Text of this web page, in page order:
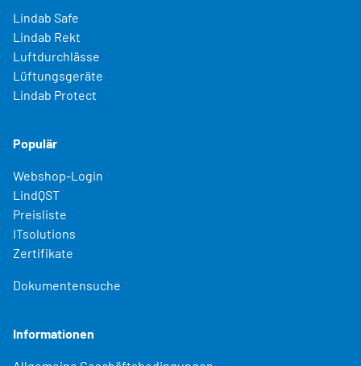
Lindab Safe
Lindab Rekt
Luftdurchlässe
Lüftungsgeräte
Lindab Protect
Populär
Webshop-Login
LindQST
Preisliste
ITsolutions
Zertifikate
Dokumentensuche
Informationen